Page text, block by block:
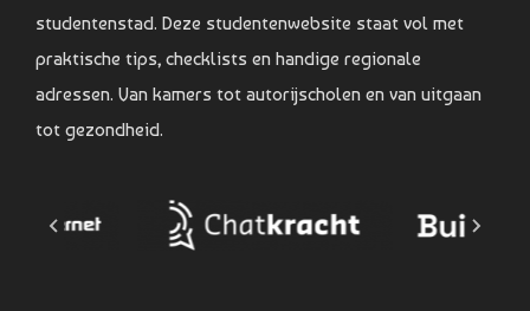
studentenstad. Deze studentenwebsite staat vol met
praktische tips, checklists en handige regionale
adressen. Van kamers tot autorijscholen en van uitgaan
tot gezondheid.